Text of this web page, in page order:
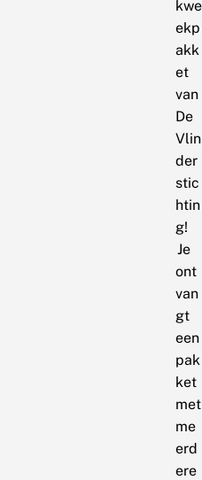
kwe
ekp
akk
et
van
De
Vlin
der
stic
htin
g!
Je
ont
van
gt
een
pak
ket
met
me
erd
ere